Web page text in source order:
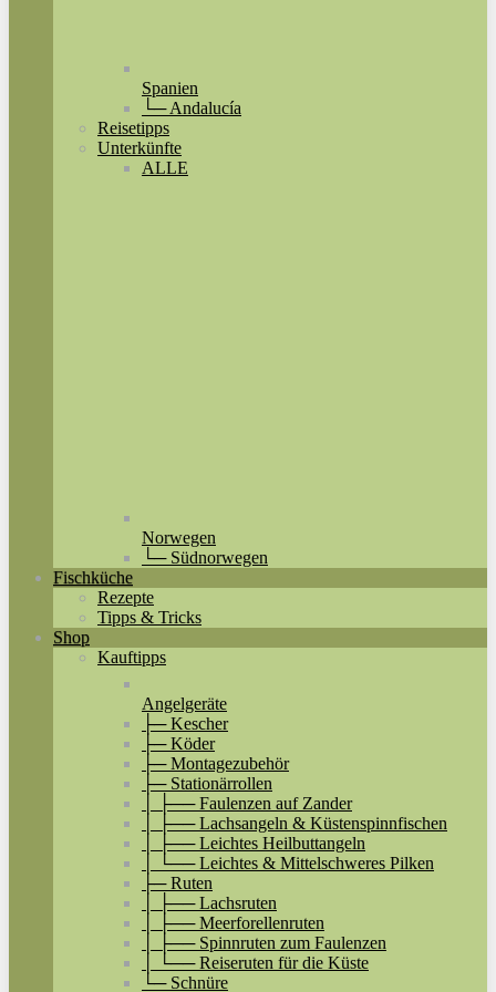
Spanien
└─ Andalucía
Reisetipps
Unterkünfte
ALLE
Norwegen
└─ Südnorwegen
Fischküche
Rezepte
Tipps & Tricks
Shop
Kauftipps
Angelgeräte
├─ Kescher
├─ Köder
├─ Montagezubehör
├─ Stationärrollen
│ ├── Faulenzen auf Zander
│ ├── Lachsangeln & Küstenspinnfischen
│ ├── Leichtes Heilbuttangeln
│ └── Leichtes & Mittelschweres Pilken
├─ Ruten
│ ├── Lachsruten
│ ├── Meerforellenruten
│ ├── Spinnruten zum Faulenzen
│ └── Reiseruten für die Küste
└─ Schnüre